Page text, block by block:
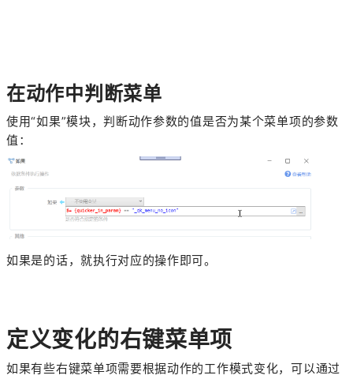
在动作中判断菜单
使用“如果”模块，判断动作参数的值是否为某个菜单项的参数
值：
如果是的话，就执行对应的操作即可。
定义变化的右键菜单项
如果有些右键菜单项需要根据动作的工作模式变化，可以通过